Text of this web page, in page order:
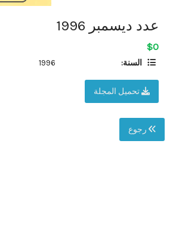
عدد ديسمبر 1996
$0
السنة: 1996
تحميل المجلة
رجوع